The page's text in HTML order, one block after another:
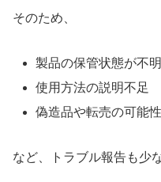
そのため、
製品の保管状態が不明
使用方法の説明不足
偽造品や転売の可能性
など、トラブル報告も少